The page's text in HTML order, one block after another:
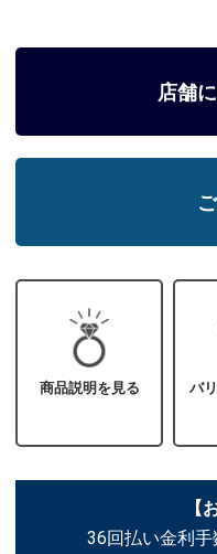
店舗
商品説明を見る
バ
【
36回払い金利